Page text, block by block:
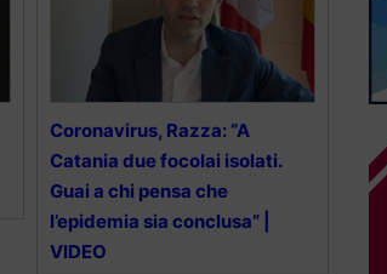
Coronavirus, Razza: “A
Catania due focolai isolati.
Guai a chi pensa che
l’epidemia sia conclusa” |
VIDEO